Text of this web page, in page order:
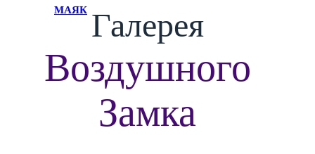
МАЯК Галерея
Воздушного
Замка